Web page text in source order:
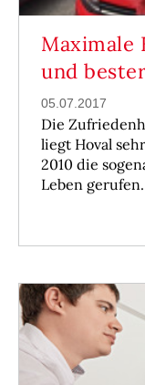
Maximale
und
05.07.2017
Die
liegt Hoval
2010 die
Leben gerufen.